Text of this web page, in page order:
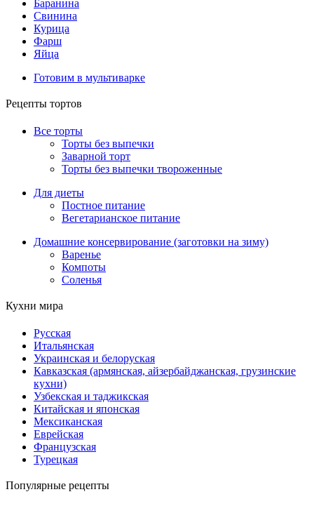
Баранина
Свинина
Курица
Фарш
Яйца
Готовим в мультиварке
Рецепты тортов
Все торты
Торты без выпечки
Заварной торт
Торты без выпечки твороженные
Для диеты
Постное питание
Вегетарианское питание
Домашние консервирование (заготовки на зиму)
Варенье
Компоты
Соленья
Кухни мира
Русская
Итальянская
Украинская и белоруская
Кавказская (армянская, айзербайджанская, грузинские
кухни)
Узбекская и таджикская
Китайская и японская
Мексиканская
Еврейская
Французская
Турецкая
Популярные рецепты